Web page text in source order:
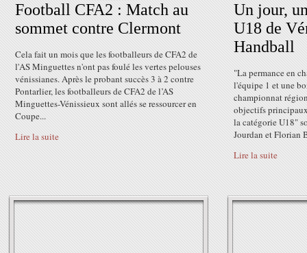
Football CFA2 : Match au
sommet contre Clermont
Cela fait un mois que les footballeurs de CFA2 de
l'AS Minguettes n'ont pas foulé les vertes pelouses
vénissianes. Après le probant succès 3 à 2 contre
Pontarlier, les footballeurs de CFA2 de l’AS
Minguettes-Vénissieux sont allés se ressourcer en
Coupe...
Lire la suite
Un jour,
U18 de
Handball
"La permance en
l'équipe 1 et une
championnat
objectifs
la catégorie U18"
Jourdan et Florian
Lire la suite